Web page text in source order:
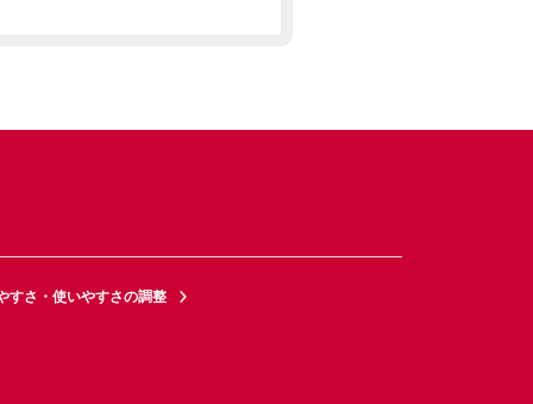
すさ・使いやすさの調整